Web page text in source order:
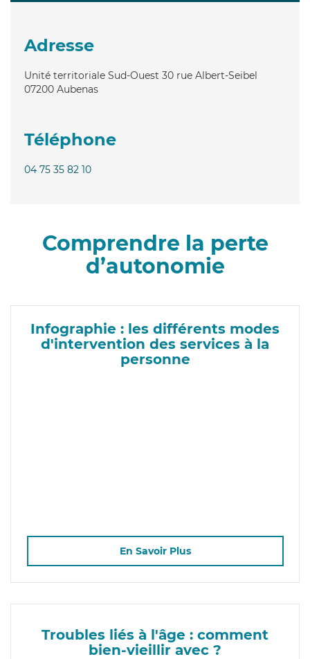
Adresse
Unité territoriale Sud-Ouest 30 rue Albert-Seibel
07200 Aubenas
Téléphone
04 75 35 82 10
Comprendre la perte
d’autonomie
Infographie : les différents modes
d'intervention des services à la
personne
En Savoir Plus
Troubles liés à l'âge : comment
bien-vieillir avec ?